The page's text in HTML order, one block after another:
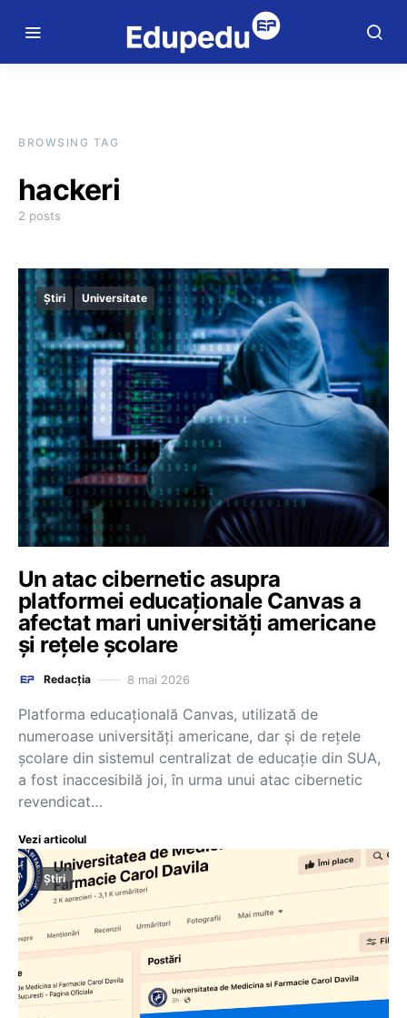
BROWSING TAG
hackeri
2 posts
Știri Universitate
Un atac cibernetic asupra
platformei educaționale Canvas a
afectat mari universități americane
și rețele școlare
Redacția 8 mai 2026
Platforma educațională Canvas, utilizată de
numeroase universități americane, dar și de rețele
școlare din sistemul centralizat de educație din SUA,
a fost inaccesibilă joi, în urma unui atac cibernetic
revendicat…
Vezi articolul
Știri